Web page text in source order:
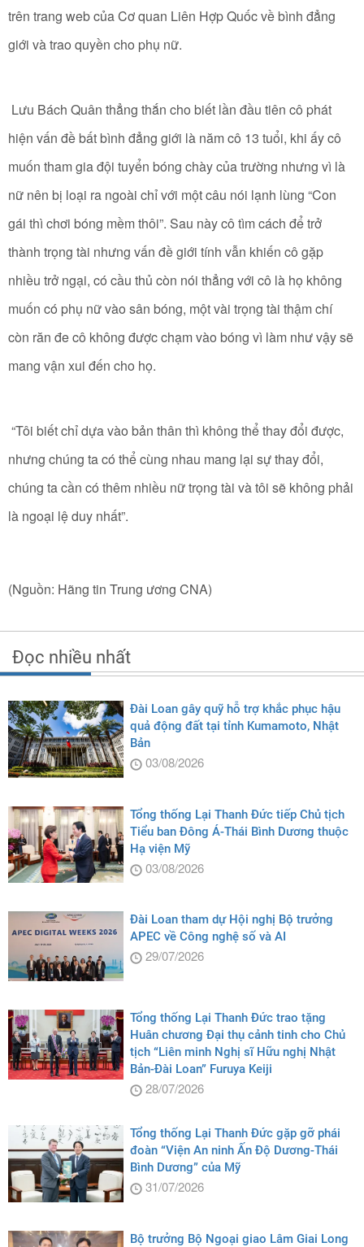
trên trang web của Cơ quan Liên Hợp Quốc về bình đẳng
giới và trao quyền cho phụ nữ.
Lưu Bách Quân thẳng thắn cho biết lần đầu tiên cô phát
hiện vấn đề bất bình đẳng giới là năm cô 13 tuổi, khi ấy cô
muốn tham gia đội tuyển bóng chày của trường nhưng vì là
nữ nên bị loại ra ngoài chỉ với một câu nói lạnh lùng “Con
gái thì chơi bóng mềm thôi”. Sau này cô tìm cách để trở
thành trọng tài nhưng vấn đề giới tính vẫn khiến cô gặp
nhiều trở ngại, có cầu thủ còn nói thẳng với cô là họ không
muốn có phụ nữ vào sân bóng, một vài trọng tài thậm chí
còn răn đe cô không được chạm vào bóng vì làm như vậy sẽ
mang vận xui đến cho họ.
“Tôi biết chỉ dựa vào bản thân thì không thể thay đổi được,
nhưng chúng ta có thể cùng nhau mang lại sự thay đổi,
chúng ta cần có thêm nhiều nữ trọng tài và tôi sẽ không phải
là ngoại lệ duy nhất”.
(Nguồn: Hãng tin Trung ương CNA)
Đọc nhiều nhất
Đài Loan gây quỹ hỗ trợ khắc phục hậu
quả động đất tại tỉnh Kumamoto, Nhật
Bản
03/08/2026
Tổng thống Lại Thanh Đức tiếp Chủ tịch
Tiểu ban Đông Á-Thái Bình Dương thuộc
Hạ viện Mỹ
03/08/2026
Đài Loan tham dự Hội nghị Bộ trưởng
APEC về Công nghệ số và AI
29/07/2026
Tổng thống Lại Thanh Đức trao tặng
Huân chương Đại thụ cảnh tinh cho Chủ
tịch “Liên minh Nghị sĩ Hữu nghị Nhật
Bản-Đài Loan” Furuya Keiji
28/07/2026
Tổng thống Lại Thanh Đức gặp gỡ phái
đoàn “Viện An ninh Ấn Độ Dương-Thái
Bình Dương” của Mỹ
31/07/2026
Bộ trưởng Bộ Ngoại giao Lâm Giai Long